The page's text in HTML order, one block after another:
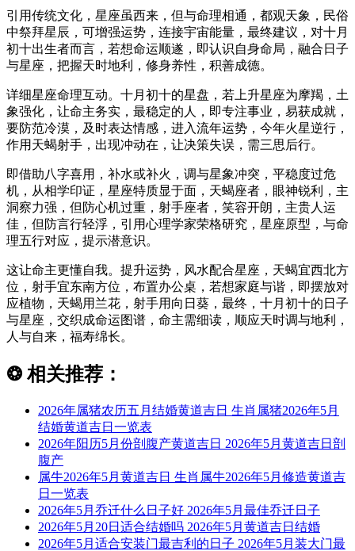
引用传统文化，星座虽西来，但与命理相通，都观天象，民俗
中祭拜星辰，可增强运势，连接宇宙能量，最终建议，对十月
初十出生者而言，若想命运顺遂，即认识自身命局，融合日子
与星座，把握天时地利，修身养性，积善成德。
详细星座命理互动。十月初十的星盘，若上升星座为摩羯，土
象强化，让命主务实，最稳定的人，即专注事业，易获成就，
要防范冷漠，及时表达情感，进入流年运势，今年火星逆行，
作用天蝎射手，出现冲动在，让决策失误，需三思后行。
即借助八字喜用，补水或补火，调与星象冲突，平稳度过危
机，从相学印证，星座特质显于面，天蝎座者，眼神锐利，主
洞察力强，但防心机过重，射手座者，笑容开朗，主贵人运
佳，但防言行轻浮，引用心理学家荣格研究，星座原型，与命
理五行对应，提示潜意识。
这让命主更懂自我。提升运势，风水配合星座，天蝎宜西北方
位，射手宜东南方位，布置办公桌，若想家庭与谐，即摆放对
应植物，天蝎用兰花，射手用向日葵，最终，十月初十的日子
与星座，交织成命运图谱，命主需细读，顺应天时调与地利，
人与自来，福寿绵长。
❂ 相关推荐：
2026年属猪农历五月结婚黄道吉日 生肖属猪2026年5月
结婚黄道吉日一览表
2026年阳历5月份剖腹产黄道吉日 2026年5月黄道吉日剖
腹产
属牛2026年5月黄道吉日 生肖属牛2026年5月修造黄道吉
日一览表
2026年5月乔迁什么日子好 2026年5月最佳乔迁日子
2026年5月20日适合结婚吗 2026年5月黄道吉日结婚
2026年5月适合安装门最吉利的日子 2026年5月装大门最